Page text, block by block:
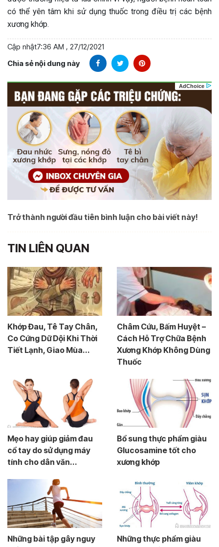
có thể yên tâm khi sử dụng thuốc trong điều trị các bệnh
xương khớp.
Cập nhật7:36 AM , 27/12/2021
Chia sẻ nội dung này
Trở thành người đầu tiên bình luận cho bài viết này!
TIN LIÊN QUAN
Khớp Đau, Tê Tay Chân,
Co Cứng Dữ Dội Khi Thời
Tiết Lạnh, Giao Mùa...
Châm Cứu, Bấm Huyệt –
Cách Hỗ Trợ Chữa Bệnh
Xương Khớp Không Dùng
Thuốc
Mẹo hay giúp giảm đau
cổ tay do sử dụng máy
tính cho dân văn...
Bổ sung thực phẩm giàu
Glucosamine tốt cho
xương khớp
Những bài tập gây nguy
Những thực phẩm giàu